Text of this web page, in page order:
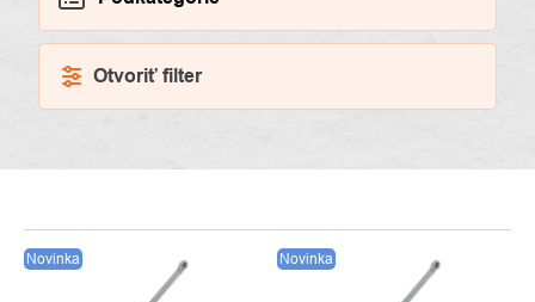
Otvoriť filter
VÝPIS
PRODUKTOV
Novinka Novinka